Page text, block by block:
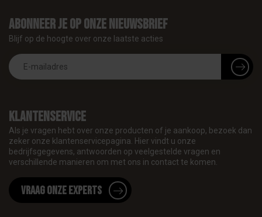
Klantenservice
Als je vragen hebt over onze producten of je aankoop, bezoek dan
zeker onze klantenservicepagina. Hier vindt u onze
bedrijfsgegevens, antwoorden op veelgestelde vragen en
verschillende manieren om met ons in contact te komen.
Vraag onze experts
Abonneer je op onze nieuwsbrief
Blijf op de hoogte over onze laatste acties